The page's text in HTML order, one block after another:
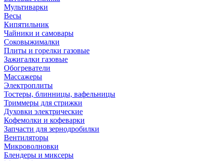
Мультиварки
Весы
Кипятильник
Чайники и самовары
Соковыжималки
Плиты и горелки газовые
Зажигалки газовые
Обогреватели
Массажеры
Электроплиты
Тостеры, блинницы, вафельницы
Триммеры для стрижки
Духовки электрические
Кофемолки и кофеварки
Запчасти для зернодробилки
Вентиляторы
Микроволновки
Блендеры и миксеры